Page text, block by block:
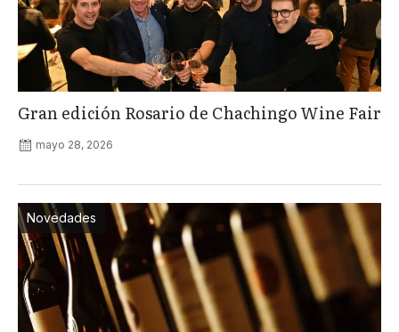
Gran edición Rosario de Chachingo Wine Fair
mayo 28, 2026
Novedades